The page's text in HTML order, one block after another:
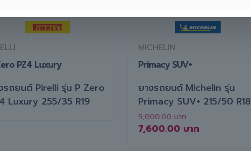
PZ4 Luxury
รถยนต์ Pirelli รุ่น P Zero
Luxury 255/35 R19
MICHELIN
Primacy SUV+
ยางรถยนต์ Michelin รุ่น
Primacy SUV+ 215/50 R18
9,000.00
7,600.00